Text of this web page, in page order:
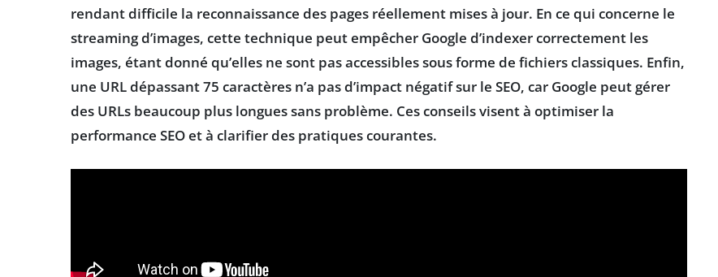
rendant difficile la reconnaissance des pages réellement mises à jour. En ce qui concerne le
streaming d’images, cette technique peut empêcher Google d’indexer correctement les
images, étant donné qu’elles ne sont pas accessibles sous forme de fichiers classiques. Enfin,
une URL dépassant 75 caractères n’a pas d’impact négatif sur le SEO, car Google peut gérer
des URLs beaucoup plus longues sans problème. Ces conseils visent à optimiser la
performance SEO et à clarifier des pratiques courantes.